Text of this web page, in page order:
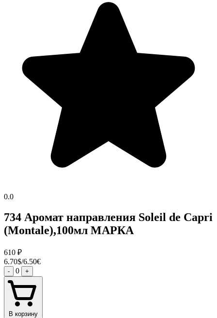
0.0
734 Аромат направления Soleil de Capri
(Montale),100мл МАРКА
610 ₽
6.70$/6.50€
- 0 +
В корзину